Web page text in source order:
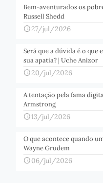
Bem-aventurados os
Russell Shedd
27/jul/2026
Será que a dúvida é o que
sua apatia? | Uche Anizor
20/jul/2026
A tentação pela fama
Armstrong
13/jul/2026
O que acontece quando
Wayne Grudem
06/jul/2026